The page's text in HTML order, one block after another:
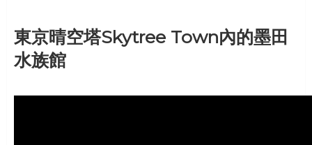
東京晴空塔Skytree Town內的墨田
水族館